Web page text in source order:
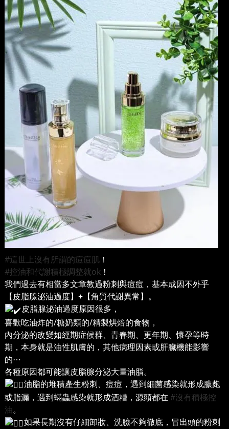
#這世上沒有所謂的痘痘肌 ！
#控油和代謝積極調整就ok ！
我們過去有相當多文章教過粉刺與痘痘，基本成因不外乎
【皮脂腺泌油過度】+【角質代謝異常】。
皮脂腺泌油過度原因很多，
喜歡吃油炸的/糖奶類的/精製烘焙的食物，
內分泌的改變如經期症候群、青春期、更年期、懷孕等時
期，本身就是油性肌膚的，其他病理因素或肝臟機能影響
的⋯
各種原因都可能讓皮脂腺分泌大量油脂。
油脂的堆積產生粉刺、痘痘，遇到細菌感染就形成膿皰
或脂漏，遇到蟎蟲感染就形成酒糟，源頭都在 #沒有積極控
油。
如果長期沒有仔細卸妝、洗臉不夠徹底，冒出頭的粉刺